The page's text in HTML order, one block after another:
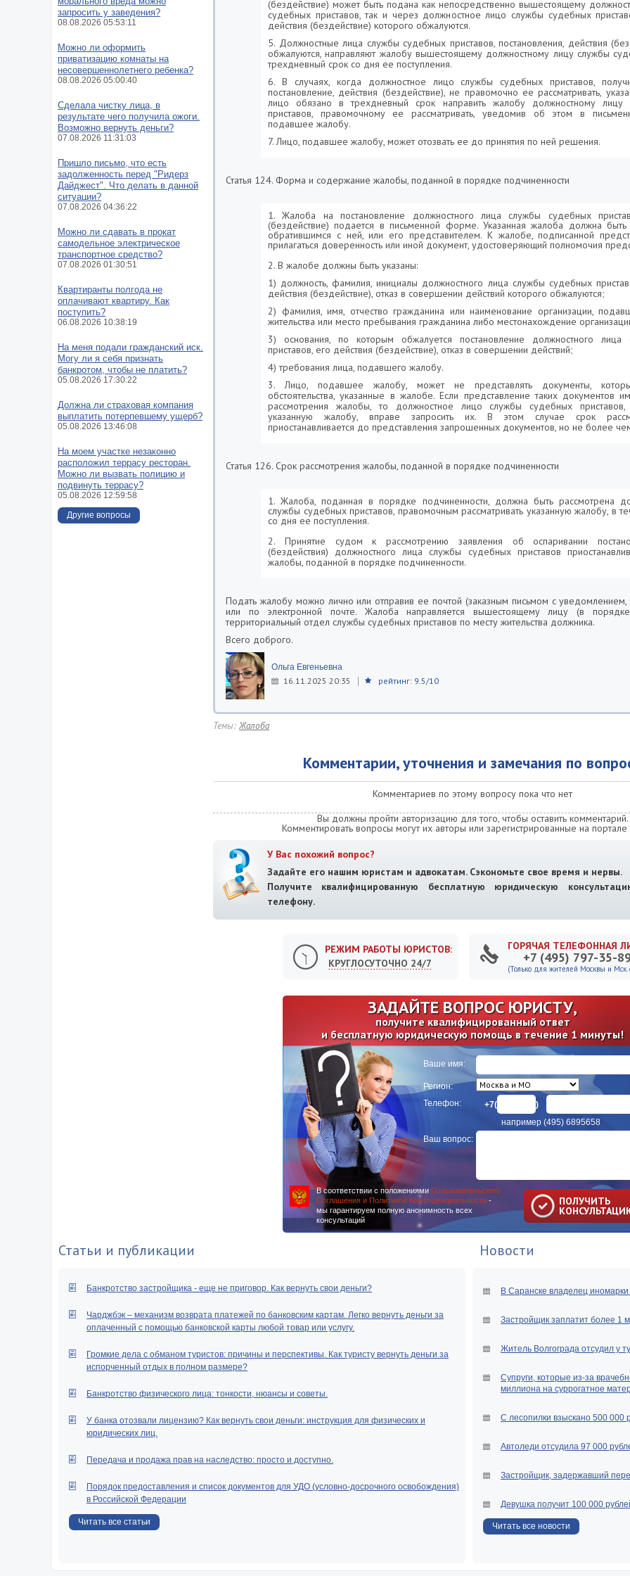
(бездействие) может быть подана как непосредственно вышестоящему
судебных приставов, так и через должностное лицо службы судебных
действия (бездействие) которого обжалуются.
5. Должностные лица службы судебных приставов, постановления, действия
обжалуются, направляют жалобу вышестоящему должностному лицу службы
трехдневный срок со дня ее поступления.
6. В случаях, когда должностное лицо службы судебных приставов,
постановление, действия (бездействие), не правомочно ее рассматривать,
лицо обязано в трехдневный срок направить жалобу должностному лицу
приставов, правомочному ее рассматривать, уведомив об этом в
подавшее жалобу.
7. Лицо, подавшее жалобу, может отозвать ее до принятия по ней решения.
Статья 124. Форма и содержание жалобы, поданной в порядке подчиненности
1. Жалоба на постановление должностного лица службы судебных
(бездействие) подается в письменной форме. Указанная жалоба должна
обратившимся с ней, или его представителем. К жалобе, подписанной
прилагаться доверенность или иной документ, удостоверяющий полномочия
2. В жалобе должны быть указаны:
1) должность, фамилия, инициалы должностного лица службы судебных
действия (бездействие), отказ в совершении действий которого обжалуются;
2) фамилия, имя, отчество гражданина или наименование организации,
жительства или место пребывания гражданина либо местонахождение
3) основания, по которым обжалуется постановление должностного
приставов, его действия (бездействие), отказ в совершении действий;
4) требования лица, подавшего жалобу.
3. Лицо, подавшее жалобу, может не представлять документы,
обстоятельства, указанные в жалобе. Если представление таких документов
рассмотрения жалобы, то должностное лицо службы судебных приставов,
указанную жалобу, вправе запросить их. В этом случае срок
приостанавливается до представления запрошенных документов, но не более
Статья 126. Срок рассмотрения жалобы, поданной в порядке подчиненности
1. Жалоба, поданная в порядке подчиненности, должна быть рассмотрена
службы судебных приставов, правомочным рассматривать указанную жалобу, в
со дня ее поступления.
2. Принятие судом к рассмотрению заявления об оспаривании
(бездействия) должностного лица службы судебных приставов
жалобы, поданной в порядке подчиненности.
Подать жалобу можно лично или отправив ее почтой (заказным письмом с
или по электронной почте. Жалоба направляется вышестоящему лицу (в
территориальный отдел службы судебных приставов по месту жительства должника.
Всего доброго.
Ольга Евгеньевна
16.11.2025 20:35 рейтинг: 9.5/10
Темы:Жалоба
Комментарии, уточнения и замечания по
Комментариев по этому вопросу пока что нет
Вы должны пройти авторизацию для того, чтобы оставить комментарий.
Комментировать вопросы могут их авторы или зарегистрированные на
У Вас похожий вопрос?
Задайте его нашим юристам и адвокатам. Сэкономьте свое время и нервы.
Получите квалифицированную бесплатную юридическую
телефону.
РЕЖИМ РАБОТЫ ЮРИСТОВ:
КРУГЛОСУТОЧНО 24/7
ГОРЯЧАЯ ТЕЛЕФОННАЯ
+7 (495) 797-35-
(Только для жителей Москвы и Мск.
ЗАДАЙТЕ ВОПРОС ЮРИСТУ,
получите квалифицированный ответ
и бесплатную юридическую помощь в течение 1 минуты!
Ваше имя:
Регион:
Телефон:
+7(
)
например (495) 6895658
Ваш вопрос:
В соответствии с положениями Пользовательского
Соглашения и Политикой Конфиденциальности -
мы гарантируем полную анонимность всех
консультаций
ПОЛУЧИТЬ
запросить у заведения?
08.08.2026 05:53:11
Можно ли оформить
приватизацию комнаты на
несовершеннолетнего ребенка?
08.08.2026 05:00:40
Сделала чистку лица, в
результате чего получила ожоги.
Возможно вернуть деньги?
07.08.2026 11:31:03
Пришло письмо, что есть
задолженность перед "Ридерз
Дайджест". Что делать в данной
ситуации?
07.08.2026 04:36:22
Можно ли сдавать в прокат
самодельное электрическое
транспортное средство?
07.08.2026 01:30:51
Квартиранты полгода не
оплачивают квартиру. Как
поступить?
06.08.2026 10:38:19
На меня подали гражданский иск.
Могу ли я себя признать
банкротом, чтобы не платить?
05.08.2026 17:30:22
Должна ли страховая компания
выплатить потерпевшему ущерб?
05.08.2026 13:46:08
На моем участке незаконно
расположил террасу ресторан.
Можно ли вызвать полицию и
подвинуть террасу?
05.08.2026 12:59:58
Другие вопросы
Статьи и публикации
Банкротство застройщика - еще не приговор. Как вернуть свои деньги?
Чарджбэк – механизм возврата платежей по банковским картам. Легко вернуть деньги за
оплаченный с помощью банковской карты любой товар или услугу.
Громкие дела с обманом туристов: причины и перспективы. Как туристу вернуть деньги за
испорченный отдых в полном размере?
Банкротство физического лица: тонкости, нюансы и советы.
У банка отозвали лицензию? Как вернуть свои деньги: инструкция для физических и
юридических лиц.
Передача и продажа прав на наследство: просто и доступно.
Порядок предоставления и список документов для УДО (условно-досрочного освобождения)
в Российской Федерации
Читать все статьи
Новости
В Саранске владелец
Застройщик заплатит более 1
Житель Волгограда отсудил у
Супруги, которые из-за
миллиона на суррогатное
С лесопилки взыскано 500 000
Автоледи отсудила 97 000
Застройщик, задержавший
Девушка получит 100 000
Читать все новости